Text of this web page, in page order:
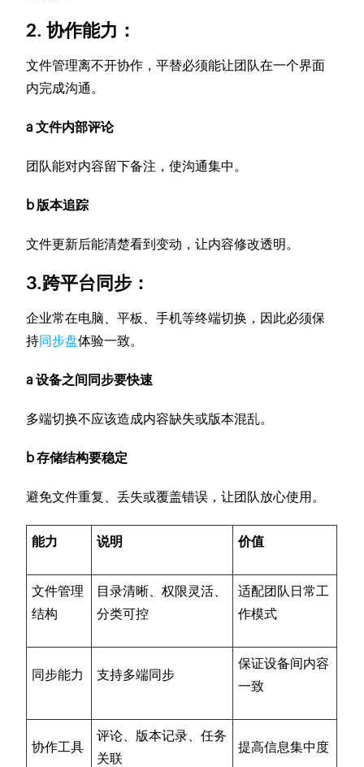
2. 协作能力：
文件管理离不开协作，平替必须能让团队在一个界面
内完成沟通。
a 文件内部评论
团队能对内容留下备注，使沟通集中。
b 版本追踪
文件更新后能清楚看到变动，让内容修改透明。
3.跨平台同步：
企业常在电脑、平板、手机等终端切换，因此必须保
持同步盘体验一致。
a 设备之间同步要快速
多端切换不应该造成内容缺失或版本混乱。
b 存储结构要稳定
避免文件重复、丢失或覆盖错误，让团队放心使用。
能力 说明 价值
文件管理
结构
目录清晰、权限灵活、
分类可控
适配团队日常工
作模式
同步能力 支持多端同步
保证设备间内容
一致
协作工具
评论、版本记录、任务
关联
提高信息集中度